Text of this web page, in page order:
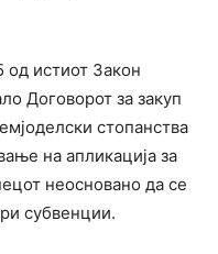
од истиот Закон
Договорот за закуп
стопанства
на апликација за
неосновано да се
субвенции.